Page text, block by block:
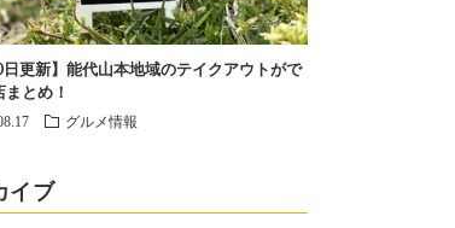
日更新】能代山本地域のテイクアウトがで
まとめ！
グルメ情報
イブ